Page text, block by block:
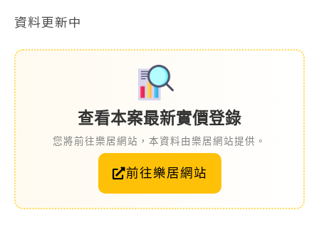
資料更新中
查看本案最新實價登錄
您將前往樂居網站，本資料由樂居網站提供。
前往樂居網站